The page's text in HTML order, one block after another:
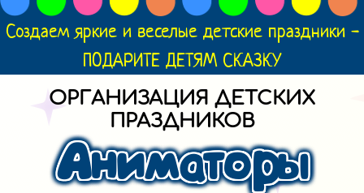
Создаем яркие и веселые детские праздники -
ПОДАРИТЕ ДЕТЯМ СКАЗКУ
ОРГАНИЗАЦИЯ ДЕТСКИХ
ПРАЗДНИКОВ
Аниматоры